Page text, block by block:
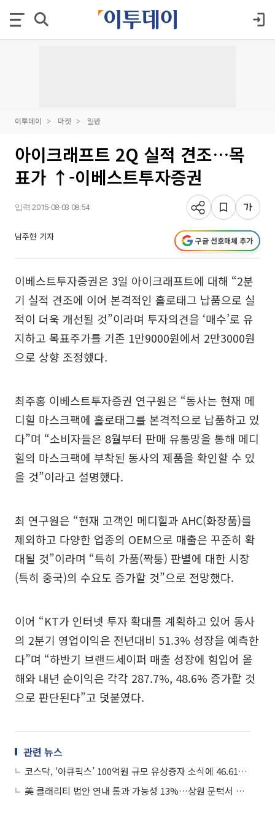
이투데이 마켓 일반
아이크래프트 2Q 실적 견조…목
표가 ↑-이베스트투자증권
입력 2015-08-03 08:54
남주현 기자 구글 선호매체 추가
이베스트투자증권은 3일 아이크래프트에 대해 “2분
기 실적 견조에 이어 본격적인 홀로태그 납품으로 실
적이 더욱 개선될 것”이라며 투자의견을 ‘매수’로 유
지하고 목표주가를 기존 1만9000원에서 2만3000원
으로 상향 조정했다.
최주홍 이베스트투자증권 연구원은 “동사는 현재 메
디힐 마스크팩에 홀로태그를 본격적으로 납품하고 있
다”며 “소비자들은 8월부터 판매 유통망을 통해 메디
힐의 마스크팩에 부착된 동사의 제품을 확인할 수 있
을 것”이라고 설명했다.
최 연구원은 “현재 고객인 메디힐과 AHC(화장품)를
제외하고 다양한 업종의 OEM으로 매출은 꾸준히 확
대될 것”이라며 “특히 가품(짝퉁) 판별에 대한 시장
(특히 중국)의 수요도 증가할 것”으로 전망했다.
이어 “KT가 인터넷 투자 확대를 계획하고 있어 동사
의 2분기 영업이익은 전년대비 51.3% 성장을 예측한
다”며 “하반기 브랜드세이퍼 매출 성장에 힘입어 올
해와 내년 순이익은 각각 287.7%, 48.6% 증가할 것
으로 판단된다”고 덧붙였다.
관련 뉴스
코스닥, ‘아큐픽스’ 100억원 규모 유상증자 소식에 46.61% ↑
美 클래리티 법안 연내 통과 가능성 13%…상원 문턱서 제동